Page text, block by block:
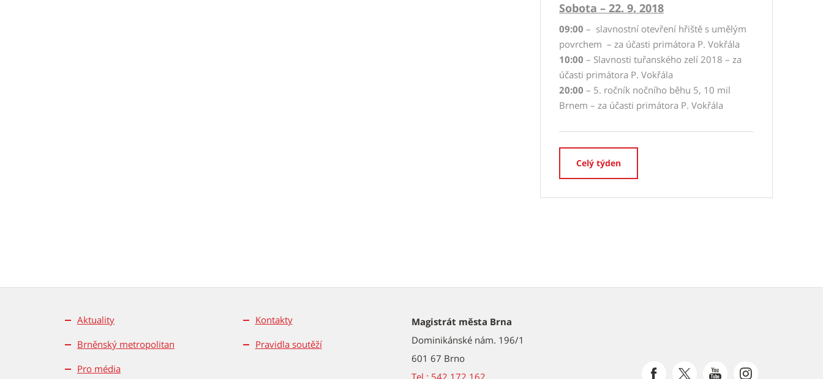
Sobota – 22. 9. 2018
09:00 – slavnostní otevření hřiště s umělým
povrchem – za účasti primátora P. Vokřála
10:00 – Slavnosti tuřanského zelí 2018 – za
účasti primátora P. Vokřála
20:00 – 5. ročník nočního běhu 5, 10 mil
Brnem – za účasti primátora P. Vokřála
Celý týden
Aktuality
Brněnský metropolitan
Pro média
Kontakty
Pravidla soutěží
Magistrát města Brna
Dominikánské nám. 196/1
601 67 Brno
Tel.: 542 172 162